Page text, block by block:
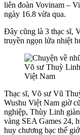
liên đoàn Vovinam –
ngày 16.8 vừa qua.
Đây cũng là 3 thạc sĩ,
truyền ngọn lửa nhiệt
Võ sư Thuỳ
Việt Nam
Thạc sĩ, Võ sư Vũ
Wushu Việt Nam giờ
nghiệp, Thùy Linh
vàng SEA Games 24,
huy chương bạc thế